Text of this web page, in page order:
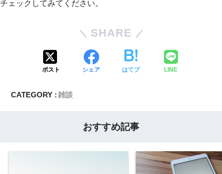
チェックしてみてください。
SHARE
ポスト シェア はてブ LINE
CATEGORY :雑談
おすすめ記事